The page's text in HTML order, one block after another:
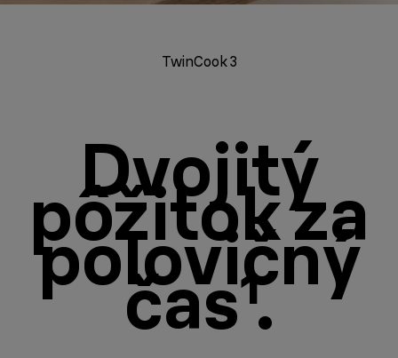
TwinCook 3
Dvojitý
pôžitok za
polovičný
čas¹.